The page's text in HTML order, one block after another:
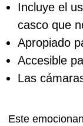
Incluye el
casco que
Apropiado
Accesible
Las
Este